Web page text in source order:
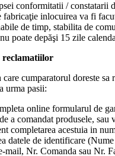
conformitatii / constatarii
fabricaţie inlocuirea va fi
de timp, stabilita de
poate depăşi 15 zile
reclamatiilor
cumparatorul doreste sa
urma pasii:
online formularul de
a comandat produsele, sau
completarea acestuia in
datele de identificare
mail, Nr. Comanda sau Nr.